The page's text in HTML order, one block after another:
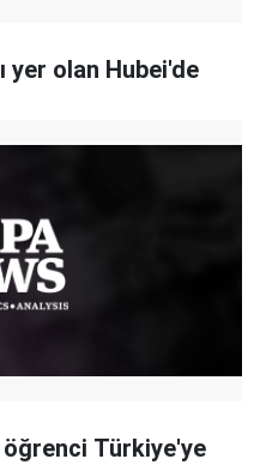
yer olan Hubei'de
öğrenci Türkiye'ye